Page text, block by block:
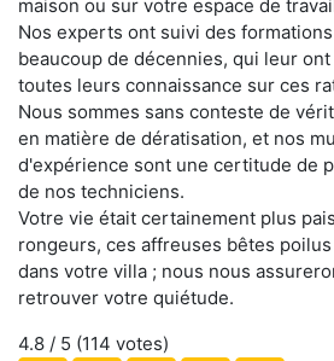
maison ou sur votre espace de
Nos experts ont suivi des
beaucoup de décennies, qui leur
toutes leurs connaissance sur ces
Nous sommes sans conteste de
en matière de dératisation, et nos
d'expérience sont une certitude de
de nos techniciens.
Votre vie était certainement plus
rongeurs, ces affreuses bêtes
dans votre villa ; nous nous
retrouver votre quiétude.
4.8 / 5 (114 votes)